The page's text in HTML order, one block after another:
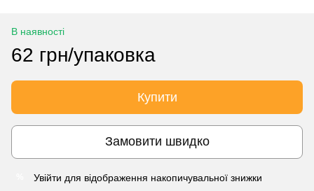
В наявності
62 грн/упаковка
Купити
Замовити швидко
Увійти для відображення накопичувальної знижки